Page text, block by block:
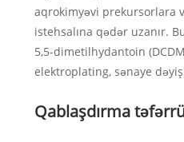
aqrokimyəvi prekursorlara
istehsalına qədər uzanır.
5,5-dimetilhydantoin
elektroplating, sənaye
Qablaşdırma